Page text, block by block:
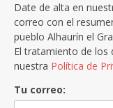
Date de alta en
correo con el
pueblo Alhaurín el
El tratamiento de los
nuestra Política de
Tu correo: